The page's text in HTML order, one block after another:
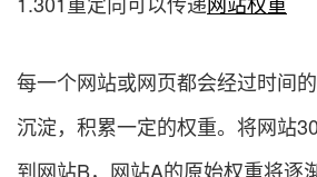
每一个网站或网页都会经过时间
沉淀，积累一定的权重。将网站
到网站B，网站A的原始权重将逐